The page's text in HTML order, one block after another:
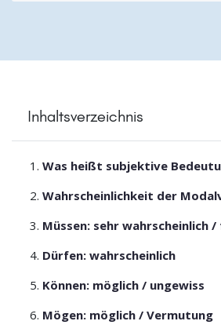
Inhaltsverzeichnis
Was heißt subjektive
Wahrscheinlichkeit der
Müssen: sehr wahrscheinlich
Dürfen: wahrscheinlich
Können: möglich / ungewiss
Mögen: möglich / Vermutung